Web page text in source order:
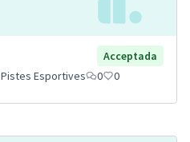
Acceptada
Pistes Esportives 0 0